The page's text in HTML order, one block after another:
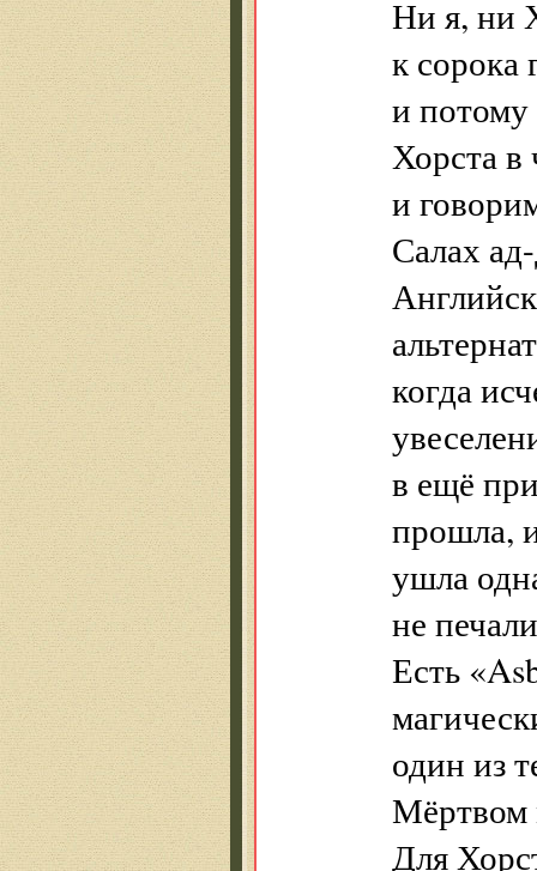
Ни я, ни
к сорока
и
Хорста в
и
Салах
когда
в ещё
прошла,
ушла
не
Есть
один из
Мёртвом
Для